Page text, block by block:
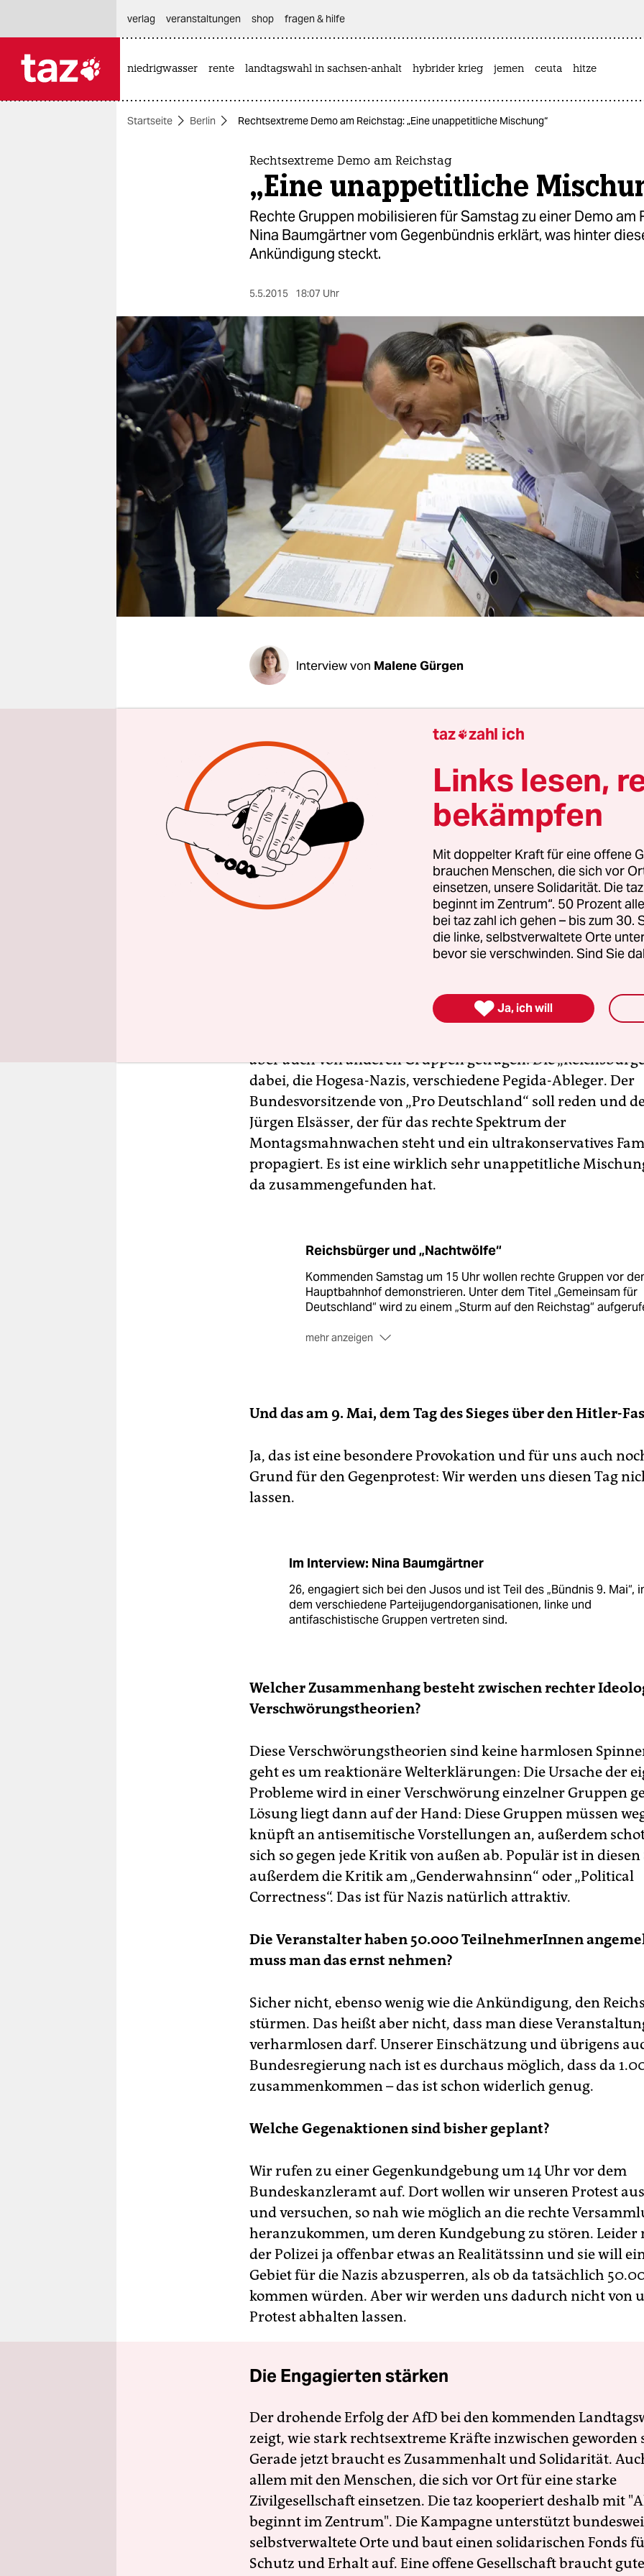
themen
berlin
nord
wahrheit
verlag
veranstaltungen
shop
fragen & hilfe
unterstützen
abo
genossenschaft
verlag
veranstaltungen shop fragen & hilfe
niedrigwasser rente landtagswahl in sachsen-anhalt hybrider krieg jemen ceuta hitze
Startseite Berlin Rechtsextreme Demo am Reichstag: „Eine unappetitliche Mischung“
Rechtsextreme Demo am Reichstag
„Eine unappetitliche
Rechte Gruppen mobilisieren für Samstag zu einer Demo am
Nina Baumgärtner vom Gegenbündnis erklärt, was hinter
Ankündigung steckt.
5.5.2015 18:07 Uhr
Interview von Malene Gürgen
taz: Frau Baumgärtner, rechte Kreise rufen für Samstag
„Sturm auf den Reichstag“ auf, die Internet-
Monaten. Worum geht es da inhaltlich?
Nina Baumgärtner:
In dieser Mobilisierung werden ganz
verschiedene Themen aufgegriffen: Vom Erhalt der
ist die Rede, die gegen Islamisierung und
werden müsse. Dann geht es um die angeblich nicht
Souveränität Deutschlands, um Solidarität mit Putin, um
Familienbilder oder auch um die Abschaffung der GEZ-
sollen organisierte Neonazis genauso angesprochen
Pegida-Publikum oder Anhänger von
Wer steckt hinter dieser Aktion?
aber auch von anderen Gruppen getragen: Die
dabei, die Hogesa-Nazis, verschiedene Pegida-Ableger. Der
Bundesvorsitzende von „Pro Deutschland“ soll reden und
Jürgen Elsässer, der für das rechte Spektrum der
Montagsmahnwachen steht und ein ultrakonservatives
propagiert. Es ist eine wirklich sehr unappetitliche
da zusammengefunden hat.
Reichsbürger und „Nachtwölfe“
Kommenden Samstag um 15 Uhr wollen rechte Gruppen vor
Hauptbahnhof demonstrieren. Unter dem Titel „Gemeinsam für
Deutschland“ wird zu einem „Sturm auf den Reichstag“
mehr anzeigen
Der Hauptredner Jürgen Elsässer will hier außerdem Mitglieder
des Putin-nahen, nationalistischen Rockerclubs „Nachtwölfe“
wollen.
Das Bündnis 9. Mai ruft ab 14 Uhr zu einer Gegenkundgebung
Und das am 9. Mai, dem Tag des Sieges über den Hitler-
Ja, das ist eine besondere Provokation und für uns auch
Grund für den Gegenprotest: Wir werden uns diesen Tag
lassen.
Im Interview: Nina Baumgärtner
26, engagiert sich bei den Jusos und ist Teil des „Bündnis 9. Mai“,
dem verschiedene Parteijugendorganisationen, linke und
antifaschistische Gruppen vertreten sind.
Welcher Zusammenhang besteht zwischen rechter
Verschwörungstheorien?
Diese Verschwörungstheorien sind keine harmlosen
geht es um reaktionäre Welterklärungen: Die Ursache der
Probleme wird in einer Verschwörung einzelner Gruppen
Lösung liegt dann auf der Hand: Diese Gruppen müssen
knüpft an antisemitische Vorstellungen an, außerdem
sich so gegen jede Kritik von außen ab. Populär ist in
außerdem die Kritik am „Genderwahnsinn“ oder „Political
Correctness“. Das ist für Nazis natürlich attraktiv.
Die Veranstalter haben 50.000 TeilnehmerInnen
muss man das ernst nehmen?
Sicher nicht, ebenso wenig wie die Ankündigung, den
stürmen. Das heißt aber nicht, dass man diese
verharmlosen darf. Unserer Einschätzung und übrigens
Bundesregierung nach ist es durchaus möglich, dass da
zusammenkommen – das ist schon widerlich genug.
Welche Gegenaktionen sind bisher geplant?
Wir rufen zu einer Gegenkundgebung um 14 Uhr vor dem
Bundeskanzleramt auf. Dort wollen wir unseren Protest
und versuchen, so nah wie möglich an die rechte
heranzukommen, um deren Kundgebung zu stören. Leider
der Polizei ja offenbar etwas an Realitätssinn und sie will
Gebiet für die Nazis abzusperren, als ob da tatsächlich
kommen würden. Aber wir werden uns dadurch nicht von
Protest abhalten lassen.
Die Engagierten stärken
Der drohende Erfolg der AfD bei den kommenden
zeigt, wie stark rechtsextreme Kräfte inzwischen geworden
Gerade jetzt braucht es Zusammenhalt und Solidarität.
allem mit den Menschen, die sich vor Ort für eine starke
Zivilgesellschaft einsetzen. Die taz kooperiert deshalb mit
beginnt im Zentrum". Die Kampagne unterstützt
selbstverwaltete Orte und baut einen solidarischen Fonds
Schutz und Erhalt auf. Eine offene Gesellschaft braucht
taz zahl ich
Links lesen,
bekämpfen
Mit doppelter Kraft für eine offene
brauchen Menschen, die sich vor
einsetzen, unsere Solidarität. Die
beginnt im Zentrum“. 50 Prozent
bei taz zahl ich gehen – bis zum
die linke, selbstverwaltete Orte
bevor sie verschwinden. Sind Sie
 Ja, ich will